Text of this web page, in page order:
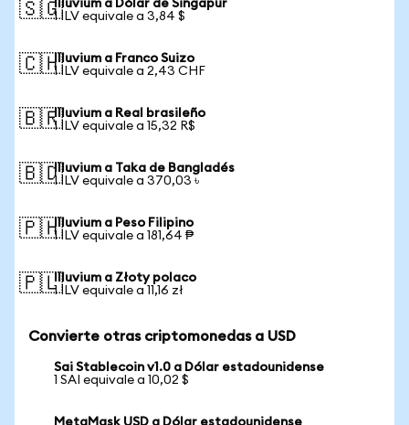
🇸🇬Illuvium a Dólar de Singapur
1 ILV equivale a 3,84 $
🇨🇭Illuvium a Franco Suizo
1 ILV equivale a 2,43 CHF
🇧🇷Illuvium a Real brasileño
1 ILV equivale a 15,32 R$
🇧🇩Illuvium a Taka de Bangladés
1 ILV equivale a 370,03 ৳
🇵🇭Illuvium a Peso Filipino
1 ILV equivale a 181,64 ₱
🇵🇱Illuvium a Złoty polaco
1 ILV equivale a 11,16 zł
Convierte otras criptomonedas a USD
Sai Stablecoin v1.0 a Dólar estadounidense
1 SAI equivale a 10,02 $
MetaMask USD a Dólar estadounidense